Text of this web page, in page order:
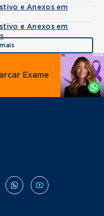
e Anexos em
e Anexos em
Agende
por
Whatsapp
Exame